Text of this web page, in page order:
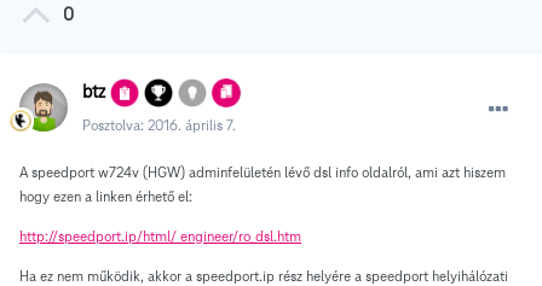
0
btz
Posztolva: 2016. április 7.
A speedport w724v (HGW) adminfelületén lévő dsl info oldalról, ami azt hiszem
hogy ezen a linken érhető el:
http://speedport.ip/html/ engineer/ro_dsl.htm
Ha ez nem működik, akkor a speedport.ip rész helyére a speedport helyihálózati